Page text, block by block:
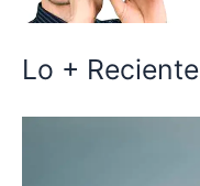
Lo + Reciente